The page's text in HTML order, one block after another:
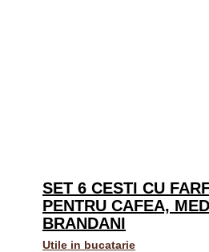
SET 6 CESTI CU
PENTRU CAFEA,
BRANDANI
Utile in bucatarie